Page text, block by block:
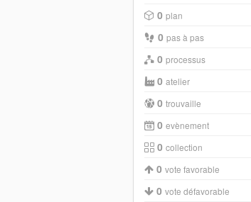
0 plan
0 pas à pas
0 processus
0 atelier
0 trouvaille
0 evènement
0 collection
0 vote favorable
0 vote défavorable